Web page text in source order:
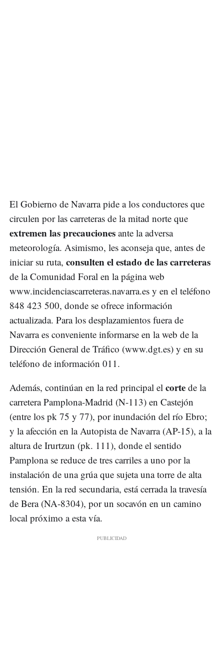
El Gobierno de Navarra pide a los conductores que
circulen por las carreteras de la mitad norte que
extremen las precauciones ante la adversa
meteorología. Asimismo, les aconseja que, antes de
iniciar su ruta, consulten el estado de las carreteras
de la Comunidad Foral en la página web
www.incidenciascarreteras.navarra.es y en el teléfono
848 423 500, donde se ofrece información
actualizada. Para los desplazamientos fuera de
Navarra es conveniente informarse en la web de la
Dirección General de Tráfico (www.dgt.es) y en su
teléfono de información 011.
Además, continúan en la red principal el corte de la
carretera Pamplona-Madrid (N-113) en Castejón
(entre los pk 75 y 77), por inundación del río Ebro;
y la afección en la Autopista de Navarra (AP-15), a la
altura de Irurtzun (pk. 111), donde el sentido
Pamplona se reduce de tres carriles a uno por la
instalación de una grúa que sujeta una torre de alta
tensión. En la red secundaria, está cerrada la travesía
de Bera (NA-8304), por un socavón en un camino
local próximo a esta vía.